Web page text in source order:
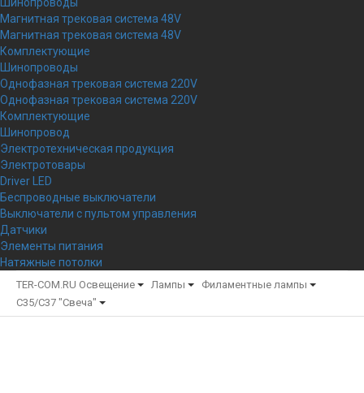
Магнитная трековая система 48V
Магнитная трековая система 48V
Комплектующие
Шинопроводы
Однофазная трековая система 220V
Однофазная трековая система 220V
Комплектующие
Шинопровод
Электротехническая продукция
Электротовары
Driver LED
Беспроводные выключатели
Выключатели с пультом управления
Датчики
Элементы питания
Натяжные потолки
TER-COM.RU Освещение Лампы
Филаментные лампы
C35/C37 "Свеча"